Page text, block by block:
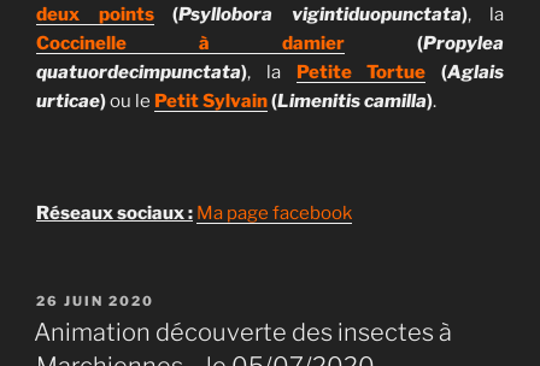
deux points(Psyllobora vigintiduopunctata), la
Coccinelle à damier (Propylea
quatuordecimpunctata), la Petite Tortue (Aglais
urticae)ou le Petit Sylvain(Limenitis camilla).
Réseaux sociaux : Ma page facebook
PUBLIÉ
LE
26 JUIN 2020
Animation découverte des insectes à